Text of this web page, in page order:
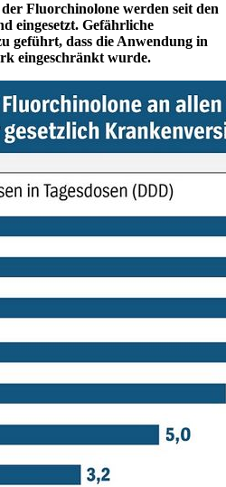
Fluorchinolone werden seit den
eingesetzt. Gefährliche
geführt, dass die Anwendung in
eingeschränkt wurde.